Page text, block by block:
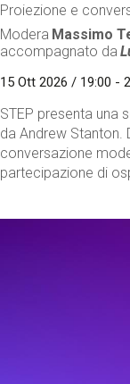
Proiezione e
Modera Massimo
accompagnato da
15 Ott 2026 / 19:00 -
STEP presenta una
da Andrew Stanton.
conversazione
partecipazione di